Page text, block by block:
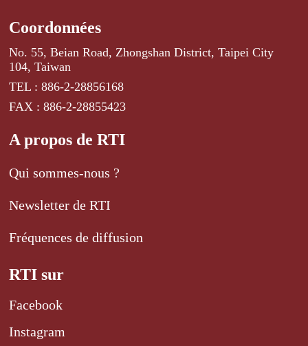
Coordonnées
No. 55, Beian Road, Zhongshan District, Taipei City
104, Taiwan
TEL : 886-2-28856168
FAX : 886-2-28855423
A propos de RTI
Qui sommes-nous ?
Newsletter de RTI
Fréquences de diffusion
RTI sur
Facebook
Instagram